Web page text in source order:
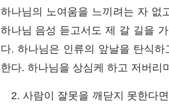
하나님의 노여움을 느끼려는 자 없
하나님 음성 듣고서도 제 갈 길을
다. 하나님은 인류의 앞날을 탄식
한다. 하나님을 상심케 하고 저버리
2. 사람이 잘못을 깨닫지 못한다